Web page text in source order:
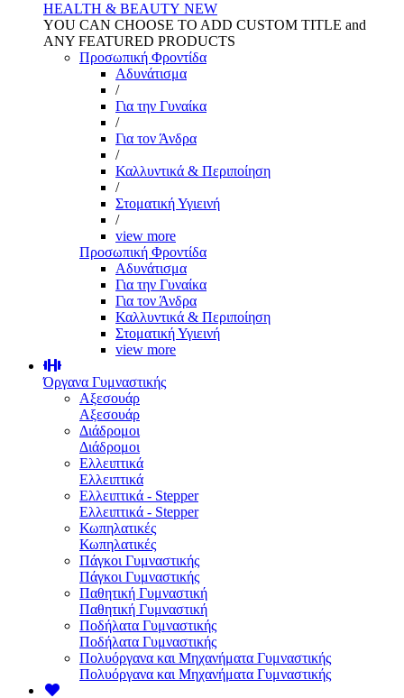
HEALTH & BEAUTY NEW
YOU CAN CHOOSE TO ADD CUSTOM TITLE and
ANY FEATURED PRODUCTS
Προσωπική Φροντίδα
Αδυνάτισμα
/
Για την Γυναίκα
/
Για τον Άνδρα
/
Καλλυντικά & Περιποίηση
/
Στοματική Υγιεινή
/
view more
Προσωπική Φροντίδα
Αδυνάτισμα
Για την Γυναίκα
Για τον Άνδρα
Καλλυντικά & Περιποίηση
Στοματική Υγιεινή
view more
Όργανα Γυμναστικής
Αξεσουάρ
Αξεσουάρ
Διάδρομοι
Διάδρομοι
Ελλειπτικά
Ελλειπτικά
Ελλειπτικά - Stepper
Ελλειπτικά - Stepper
Κωπηλατικές
Κωπηλατικές
Πάγκοι Γυμναστικής
Πάγκοι Γυμναστικής
Παθητική Γυμναστική
Παθητική Γυμναστική
Ποδήλατα Γυμναστικής
Ποδήλατα Γυμναστικής
Πολυόργανα και Μηχανήματα Γυμναστικής
Πολυόργανα και Μηχανήματα Γυμναστικής